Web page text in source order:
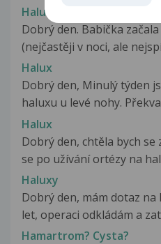
Halucinace, zmatenost
Dobrý den. Babička
(nejčastěji v noci, ale
Halux
Dobrý den, Minulý týden
haluxu u levé nohy.
Halux
Dobrý den, chtěla bych se
se po užívání ortézy na
Haluxy
Dobrý den, mám dotaz
let, operaci odkládám a
Hamartrom? Cysta?